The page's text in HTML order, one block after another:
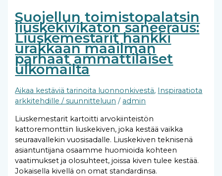
Suojellun toimistopalatsin
liuskekivikaton saneeraus:
Liuskemestarit hankki
urakkaan maailman
parhaat ammattilaiset
ulkomailta
Aikaa kestäviä tarinoita luonnonkivestä, Inspiraatiota
arkkitehdille / suunnitteluun / admin
Liuskemestarit kartoitti arvokiinteistön
kattoremonttiin liuskekiven, joka kestää vaikka
seuraavallekin vuosisadalle. Liuskekiven teknisenä
asiantuntijana osaamme huomioida kohteen
vaatimukset ja olosuhteet, joissa kiven tulee kestää.
Jokaisella kivellä on omat standardinsa.